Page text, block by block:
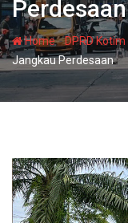
Perdesaan
Home-DPRD Kotim
Jangkau Perdesaan